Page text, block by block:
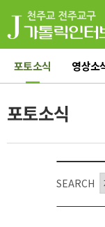
포토소식 영상소
포토소식
SEARCH